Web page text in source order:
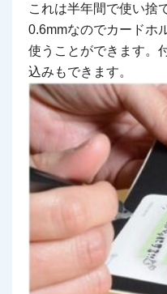
これは半年間で使い捨
0.6mmなのでカードホ
使うことができます。
込みもできます。